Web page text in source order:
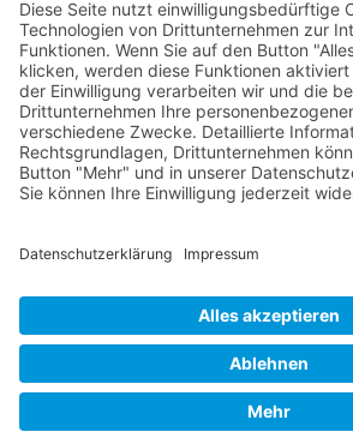
verwendet werden.
Synonyme: Hypophora-Technik
© 2026 Frank Hartung Ihr Mediator bei
Frank Hartung - Familien-
263 Bewertungen auf ProvenExpert.com